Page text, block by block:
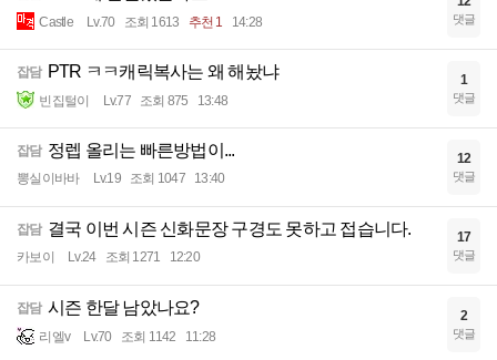
Castle Lv.70 조회 1613 추천 1 14:28 댓글
잡담 PTR ㅋㅋ캐릭복사는 왜 해놨냐
빈집털이 Lv.77 조회 875 13:48
1
댓글
잡담 정렙 올리는 빠른방법이...
뽕실이바바 Lv.19 조회 1047 13:40
12
댓글
잡담 결국 이번 시즌 신화문장 구경도 못하고 접습니다.
카보이 Lv.24 조회 1271 12:20
17
댓글
잡담 시즌 한달 남았나요?
리엘v Lv.70 조회 1142 11:28
2
댓글